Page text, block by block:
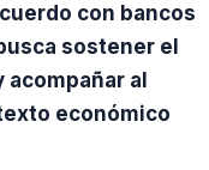
con bancos
sostener el
al
económico